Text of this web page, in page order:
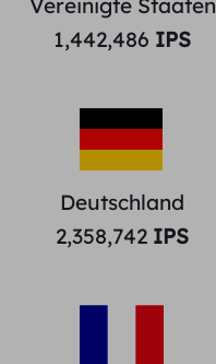
Vereinigte Staaten
1,442,486 IPS
Deutschland
2,358,742 IPS